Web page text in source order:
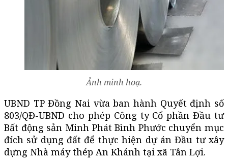
Ảnh minh hoạ.
UBND TP Đồng Nai vừa ban hành Quyết định số
803/QĐ-UBND cho phép Công ty Cổ phần Đầu tư
Bất động sản Minh Phát Bình Phước chuyển mục
đích sử dụng đất để thực hiện dự án Đầu tư xây
dựng Nhà máy thép An Khánh tại xã Tân Lợi.